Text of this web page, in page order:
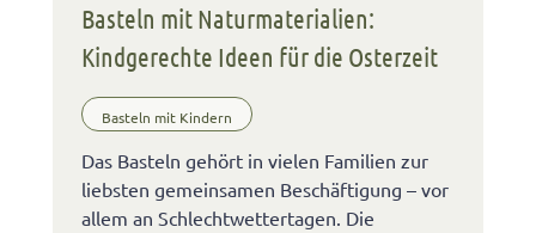
Basteln mit Naturmaterialien:
Kindgerechte Ideen für die Osterzeit
Basteln mit Kindern
Das Basteln gehört in vielen Familien zur
liebsten gemeinsamen Beschäftigung – vor
allem an Schlechtwettertagen. Die